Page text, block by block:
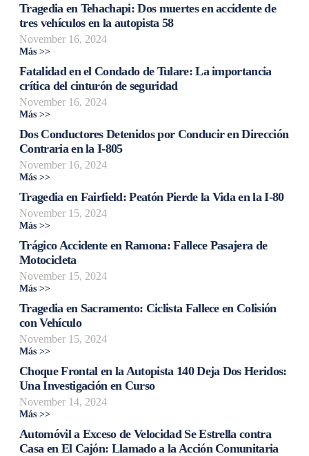
Tragedia en Tehachapi: Dos muertes en accidente de
tres vehículos en la autopista 58
November 16, 2024
Más >>
Fatalidad en el Condado de Tulare: La importancia
crítica del cinturón de seguridad
November 16, 2024
Más >>
Dos Conductores Detenidos por Conducir en Dirección
Contraria en la I-805
November 16, 2024
Más >>
Tragedia en Fairfield: Peatón Pierde la Vida en la I-80
November 15, 2024
Más >>
Trágico Accidente en Ramona: Fallece Pasajera de
Motocicleta
November 15, 2024
Más >>
Tragedia en Sacramento: Ciclista Fallece en Colisión
con Vehículo
November 15, 2024
Más >>
Choque Frontal en la Autopista 140 Deja Dos Heridos:
Una Investigación en Curso
November 14, 2024
Más >>
Automóvil a Exceso de Velocidad Se Estrella contra
Casa en El Cajón: Llamado a la Acción Comunitaria